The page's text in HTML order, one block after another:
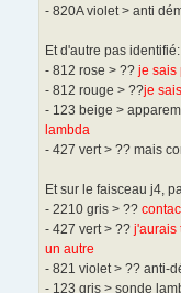
- 820A violet > anti
Et d'autre pas identifié:
- 812 rose > ?? je sais
- 812 rouge > ??je
- 123 beige >
lambda
- 427 vert > ?? mais
Et sur le faisceau j4,
- 2210 gris > ??
- 427 vert > ?? j'aurais
un autre
- 821 violet > ?? anti-
- 123 gris > sonde